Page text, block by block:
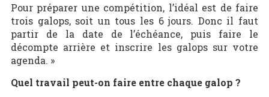
Pour préparer une compétition, l’idéal est de faire
trois galops, soit un tous les 6 jours. Donc il faut
partir de la date de l’échéance, puis faire le
décompte arrière et inscrire les galops sur votre
agenda. »
Quel travail peut-on faire entre chaque galop ?